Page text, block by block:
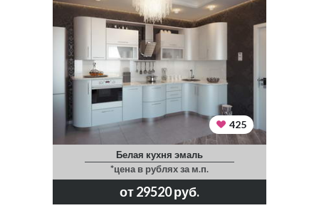
425
Белая кухня эмаль
*цена в рублях за м.п.
от 29520 руб.